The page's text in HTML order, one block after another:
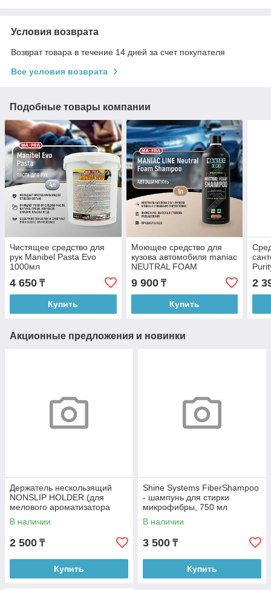
Условия возврата
Возврат товара в течение 14 дней за счет покупателя
Все условия возврата
Подобные товары компании
Чистящее средство для
рук Manibel Pasta Evo
1000мл
4 650 ₸
Купить
Моющее средство для
кузова автомобиля maniac
NEUTRAL FOAM
9 900₸
Купить
2
Акционные предложения и новинки
Держатель нескользящий
NONSLIP HOLDER (для
мелового ароматизатора
SPIRIT REFILL)арт X.д
В наличии
2 500 ₸
Купить
Shine Systems FiberShampoo
- шампунь для стирки
микрофибры, 750 мл
В наличии
3 500 ₸
Купить